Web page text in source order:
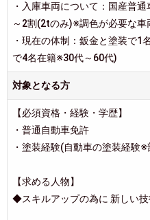
・入庫車両について：国産普
～2割(2tのみ)※調色が必要な車
・現在の体制：鈑金と塗装で1
で4名在籍※30代～60代)
対象となる方
【必須資格・経験・学歴】
・普通自動車免許
・塗装経験(自動車の塗装経験
【求める人物】
◆スキルアップの為に 新しい